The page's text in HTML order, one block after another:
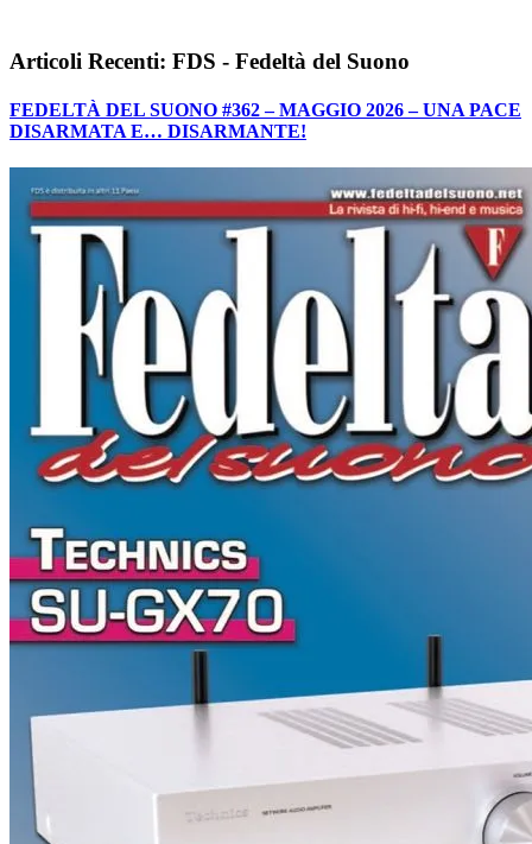
Articoli Recenti: FDS - Fedeltà del Suono
FEDELTÀ DEL SUONO #362 – MAGGIO 2026 – UNA PACE
DISARMATA E… DISARMANTE!